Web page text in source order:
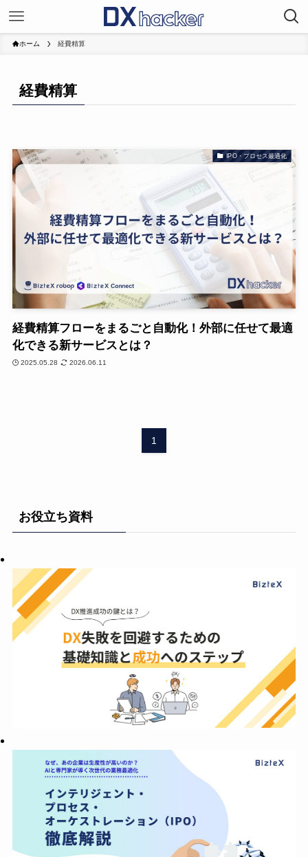
ホーム 経費精算
経費精算
IPO・プロセス最適化
経費精算フローをまるごと自動化！外部に任せて最適
化できる新サービスとは？
2025.05.28 2026.06.11
1
お役立ち資料